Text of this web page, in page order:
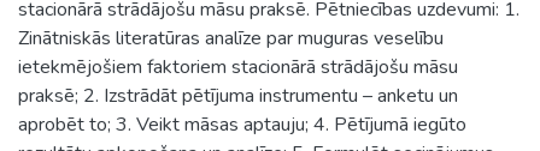
stacionārā strādājošu māsu praksē. Pētniecības uzdevumi: 1.
Zinātniskās literatūras analīze par muguras veselību
ietekmējošiem faktoriem stacionārā strādājošu māsu
praksē; 2. Izstrādāt pētījuma instrumentu – anketu un
aprobēt to; 3. Veikt māsas aptauju; 4. Pētījumā iegūto